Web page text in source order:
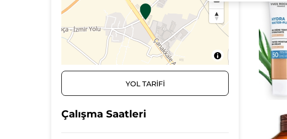
YOL TARİFİ
Çalışma Saatleri